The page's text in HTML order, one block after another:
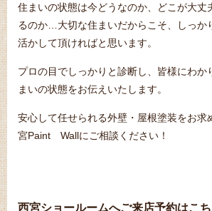
住まいの状態は今どうなのか、どこが大丈
るのか…大切な住まいだからこそ、しっか
活かして頂ければと思います。
プロの目でしっかりと診断し、皆様にわか
まいの状態をお伝えいたします。
安心して任せられる外壁・屋根塗装をお
宮Paint Wallにご相談ください！
西宮ショールームへご来店予約はこ